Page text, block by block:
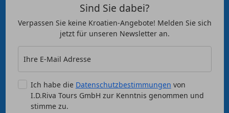
Sind Sie dabei?
Verpassen Sie keine Kroatien-Angebote! Melden Sie sich
jetzt für unseren Newsletter an.
Ihre E-Mail Adresse
Ich habe die Datenschutzbestimmungen von
I.D.Riva Tours GmbH zur Kenntnis genommen und
stimme zu.